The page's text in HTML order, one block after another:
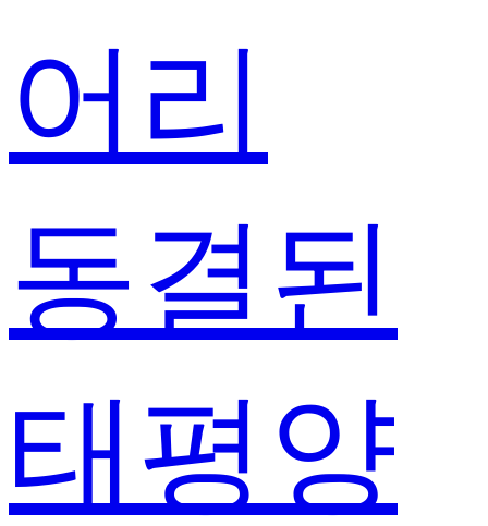
어리
동결된
태평양